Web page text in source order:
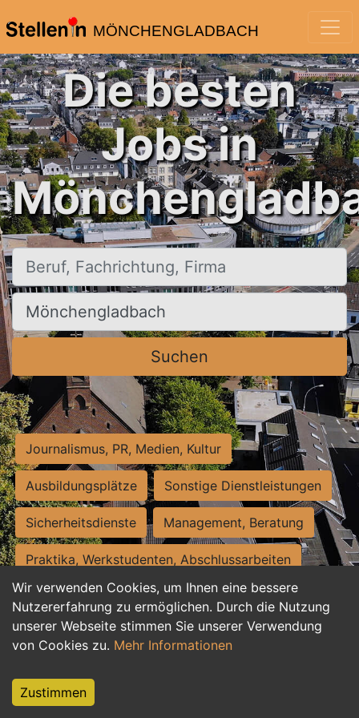
MÖNCHENGLADBACH
Wir verwenden Cookies, um Ihnen eine bessere
Nutzererfahrung zu ermöglichen. Durch die Nutzung
unserer Webseite stimmen Sie unserer Verwendung
von Cookies zu. Mehr Informationen
Zustimmen
Die besten
Jobs in
Beruf, Fachrichtung, Firma
Ort, Stadt
Suchen
Journalismus, PR, Medien, Kultur
Ausbildungsplätze Sonstige Dienstleistungen
Sicherheitsdienste Management, Beratung
Praktika, Werkstudenten, Abschlussarbeiten
Personalwesen Assistenz, Sekretariat
Hilfskräfte, Aushilfs- und Nebenjobs
Weiterbildung, Studium, duale Ausbildung